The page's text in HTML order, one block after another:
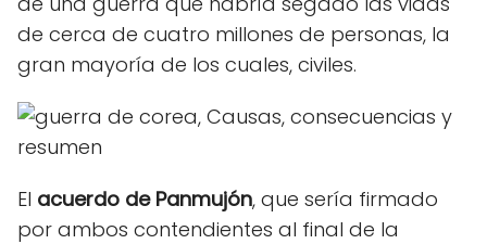
de cerca de cuatro millones de personas, la
gran mayoría de los cuales, civiles.
El acuerdo de Panmujón, que sería firmado
por ambos contendientes al final de la